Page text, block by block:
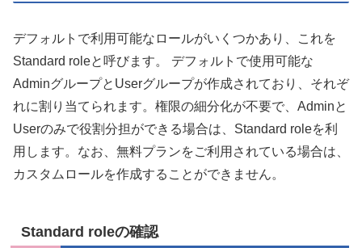
デフォルトで利用可能なロールがいくつかあり、これを
Standard roleと呼びます。 デフォルトで使用可能な
AdminグループとUserグループが作成されており、それぞ
れに割り当てられます。権限の細分化が不要で、Adminと
Userのみで役割分担ができる場合は、Standard roleを利
用します。なお、無料プランをご利用されている場合は、
カスタムロールを作成することができません。
Standard roleの確認